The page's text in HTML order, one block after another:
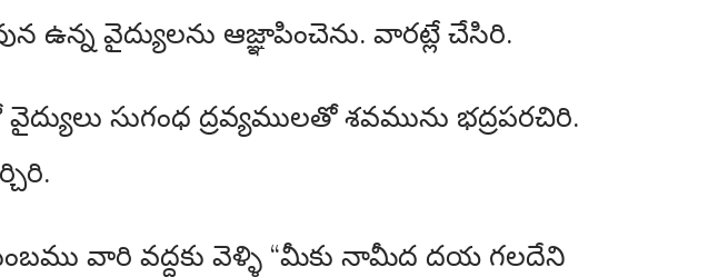
ఉన్న వైద్యులను ఆజ్ఞాపించెను. వారట్లే చేసిరి.
సుగంధ ద్రవ్యములతో శవమును భద్రపరచిరి.
వారి వద్దకు వెళ్ళి “మీకు నామీద దయ గలదేని